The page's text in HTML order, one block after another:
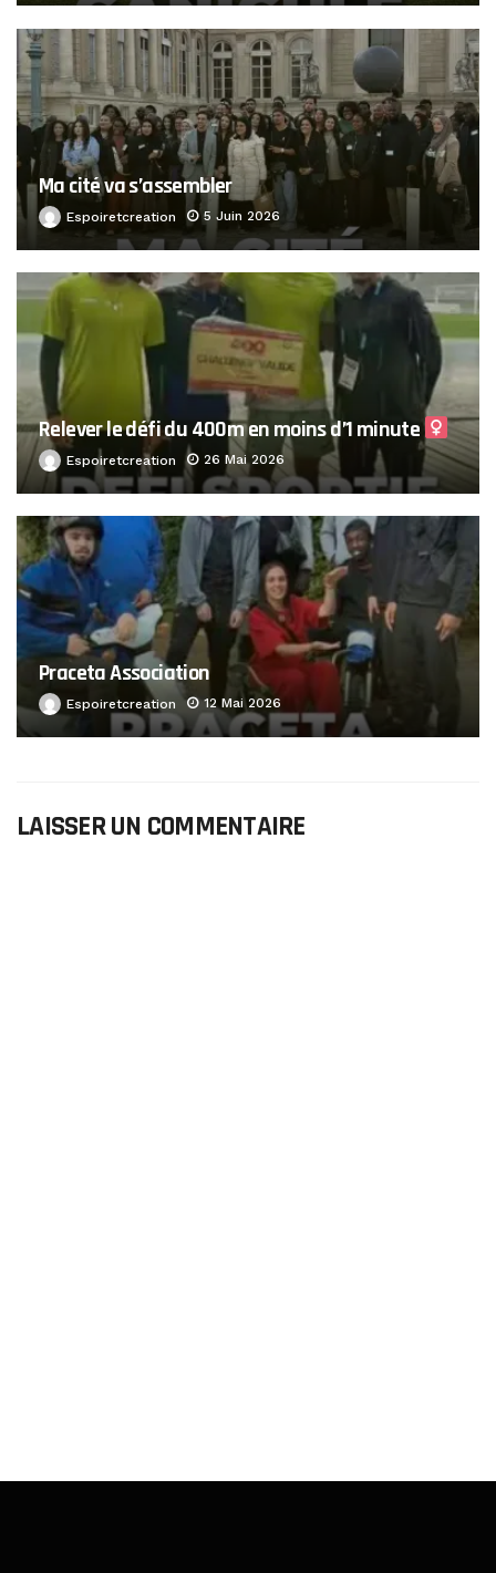
Ma cité va s’assembler
Espoiretcreation 5 Juin 2026
Relever le défi du 400m en moins d’1 minute ‍
Espoiretcreation 26 Mai 2026
Praceta Association
Espoiretcreation 12 Mai 2026
LAISSER UN COMMENTAIRE